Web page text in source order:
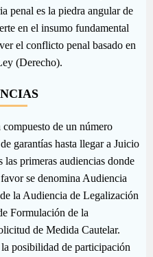
penal es la piedra angular de
en el insumo fundamental
el conflicto penal basado en
(Derecho).
compuesto de un número
garantías hasta llegar a Juicio
primeras audiencias donde
se denomina Audiencia
la Audiencia de Legalización
Formulación de la
de Medida Cautelar.
posibilidad de participación